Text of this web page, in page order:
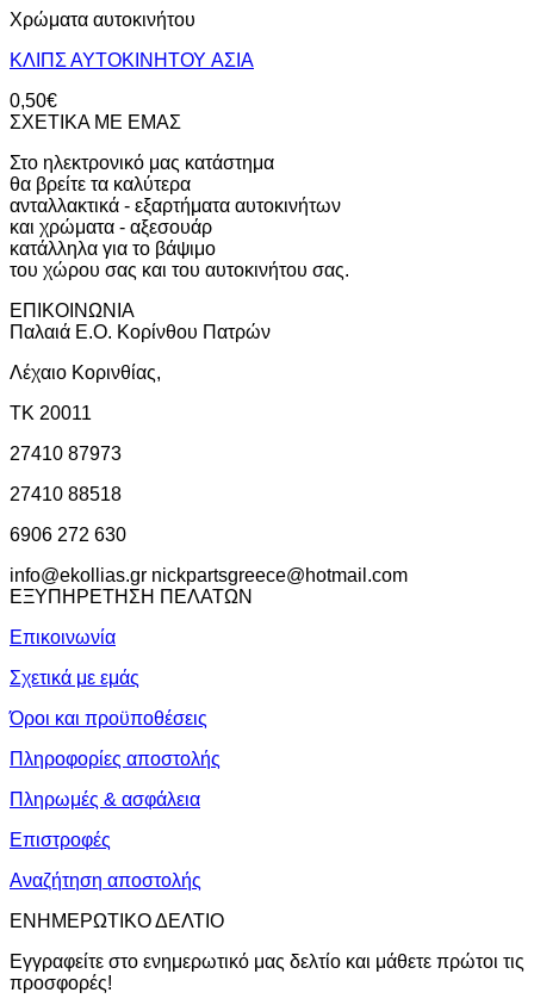
Χρώματα αυτοκινήτου
ΚΛΙΠΣ ΑΥΤΟΚΙΝΗΤΟΥ AΣΙΑ
0,50€
ΣΧΕΤΙΚΑ ΜΕ ΕΜΑΣ
Στο ηλεκτρονικό μας κατάστημα
θα βρείτε τα καλύτερα
ανταλλακτικά - εξαρτήματα αυτοκινήτων
και χρώματα - αξεσουάρ
κατάλληλα για το βάψιμο
του χώρου σας και του αυτοκινήτου σας.
ΕΠΙΚΟΙΝΩΝΙΑ
Παλαιά Ε.Ο. Κορίνθου Πατρών
Λέχαιο Κορινθίας,
ΤΚ 20011
27410 87973
27410 88518
6906 272 630
info@ekollias.gr nickpartsgreece@hotmail.com
ΕΞΥΠΗΡΕΤΗΣΗ ΠΕΛΑΤΩΝ
Επικοινωνία
Σχετικά με εμάς
Όροι και προϋποθέσεις
Πληροφορίες αποστολής
Πληρωμές & ασφάλεια
Επιστροφές
Αναζήτηση αποστολής
ΕΝΗΜΕΡΩΤΙΚΟ ΔΕΛΤΙΟ
Εγγραφείτε στο ενημερωτικό μας δελτίο και μάθετε πρώτοι τις
προσφορές!